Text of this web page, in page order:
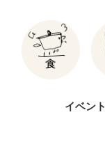
イベン